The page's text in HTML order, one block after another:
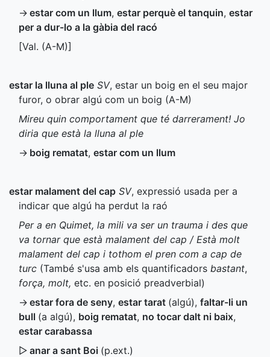
→ estar com un llum, estar perquè el tanquin, estar
per a dur-lo a la gàbia del racó
[Val. (A-M)]
estar la lluna al ple SV, estar un boig en el seu major
furor, o obrar algú com un boig (A-M)
Mireu quin comportament que té darrerament! Jo
diria que està la lluna al ple
→ boig rematat, estar com un llum
estar malament del cap SV, expressió usada per a
indicar que algú ha perdut la raó
Per a en Quimet, la mili va ser un trauma i des que
va tornar que està malament del cap / Està molt
malament del cap i tothom el pren com a cap de
turc (També s'usa amb els quantificadors bastant,
força, molt, etc. en posició preadverbial)
→ estar fora de seny, estar tarat (algú), faltar-li un
bull (a algú), boig rematat, no tocar dalt ni baix,
estar carabassa
▷ anar a sant Boi (p.ext.)